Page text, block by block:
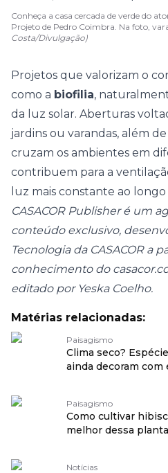
Conheça a casa cercada de verde do
Projeto de Pedro Coimbra. Na foto,
Costa/Divulgação)
Projetos que valorizam o
como a biofilia,
da luz solar. Aberturas
jardins ou varandas, além
cruzam os ambientes em
contribuem para a
luz mais constante ao longo
CASACOR Publisher é um
conteúdo exclusivo,
Tecnologia da CASACOR a
conhecimento do
editado por Yeska Coelho.
Matérias relacionadas:
Paisagismo
Clima seco?
ainda decoram com
Paisagismo
Como cultivar
melhor dessa planta
Notícias